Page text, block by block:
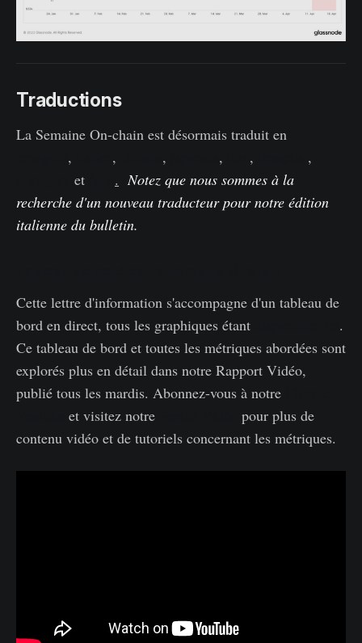
Traductions
La Semaine On-chain est désormais traduit en
, , , , ,
,
et . Notez que nous sommes à la
recherche d'un nouveau traducteur pour notre édition
italienne du bulletin.
Cette lettre d'information s'accompagne d'un tableau de
bord en direct, tous les graphiques étant
.
Ce tableau de bord et toutes les métriques abordées sont
explorés plus en détail dans notre Rapport Vidéo,
publié tous les mardis. Abonnez-vous à notre
et visitez notre
pour plus de
contenu vidéo et de tutoriels concernant les métriques.